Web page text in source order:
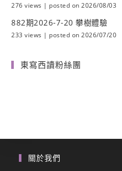
276 views | posted on 2026/08/03
882期2026-7-20 攀樹體驗
233 views | posted on 2026/07/20
東寫西讀粉絲團
關於我們